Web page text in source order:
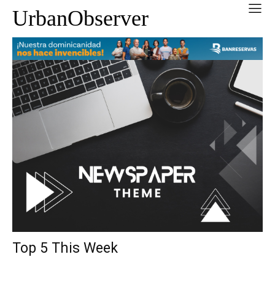
UrbanObserver
Top 5 This Week